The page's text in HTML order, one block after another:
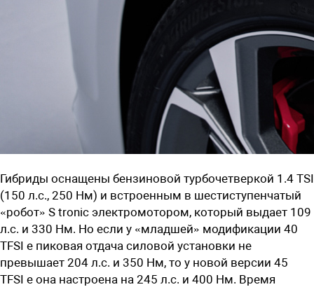
Гибриды оснащены бензиновой турбочетверкой 1.4 TSI
(150 л.с., 250 Нм) и встроенным в шестиступенчатый
«робот» S tronic электромотором, который выдает 109
л.с. и 330 Нм. Но если у «младшей» модификации 40
TFSI e пиковая отдача силовой установки не
превышает 204 л.с. и 350 Нм, то у новой версии 45
TFSI e она настроена на 245 л.с. и 400 Нм. Время